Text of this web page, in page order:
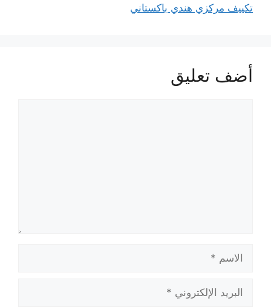
تكييف مركزي هندي باكستاني
أضف تعليق
الإلكتروني